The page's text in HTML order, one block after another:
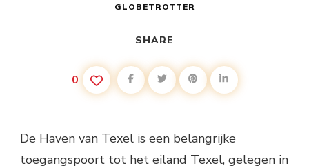
GLOBETROTTER
SHARE
0
De Haven van Texel is een belangrijke
toegangspoort tot het eiland Texel, gelegen in